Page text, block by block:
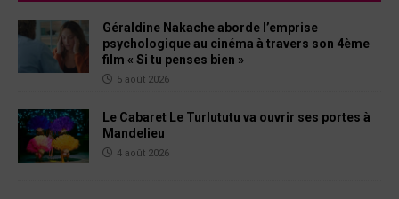
Géraldine Nakache aborde l’emprise
psychologique au cinéma à travers son 4ème
film « Si tu penses bien »
5 août 2026
Le Cabaret Le Turlututu va ouvrir ses portes à
Mandelieu
4 août 2026